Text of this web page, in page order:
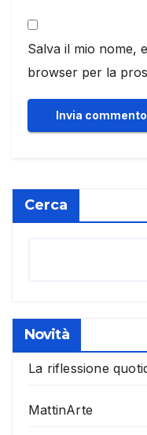
Salva il mio nome,
browser per la
Cerca
Novità
La riflessione
MattinArte